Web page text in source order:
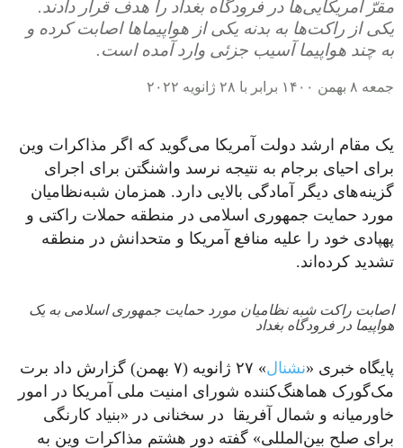
مقرّ آمریکایی‌ها در فرودگاه بغداد را هدف قرار دادند.
یکی از راکت‌ها به بدنه یکی از هواپیماها اصابت کرده و
به چند هواپیما آسیب جزئی وارد آمده است.
جمعه ۸ بهمن ۱۴۰۰ برابر با ۲۸ ژانویه ۲۰۲۲
یک مقام ارشد دولت آمریکا می‌گوید که اگر مذاکرات وین
برای احیای برجام به نتیجه نرسد واشنگتن برای اجرای
گزینه‌های دیگر آمادگی بالایی دارد. همزمان شبه‌نظامیان
مورد حمایت جمهوری اسلامی در منطقه حملات راکتی و
پهپادی خود را علیه منافع آمریکا و متحدانش در منطقه
تشدید کرده‌اند.
اصابت راکت شبه نظامیان مورد حمایت جمهوری اسلامی به یک
هواپیما در فرودگاه بغداد
پایگاه خبری «نشنال
» ۲۷ ژانویه (۷ بهمن) گزارش داد برت
مک‌گورک هماهنگ‌کننده شورای امنیت ملی آمریکا در امور
خاورمیانه و شمال آفریقا در سخنانی در «بنیاد کارنگی
برای صلح بین‌المللی» گفته دور هشتم مذاکرات وین به